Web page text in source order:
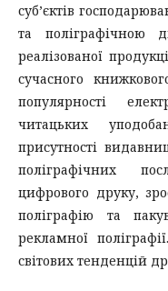
суб’єктів
та поліграфічною
реалізованої
сучасного
популярності
читацьких
присутності
поліграфічних
цифрового друку,
поліграфію та
рекламної
світових тенденцій